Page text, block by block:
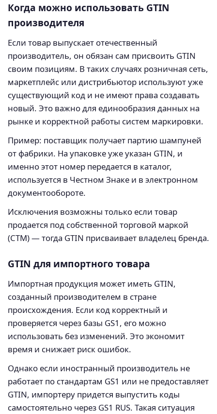
Когда можно использовать GTIN
производителя
Если товар выпускает отечественный
производитель, он обязан сам присвоить GTIN
своим позициям. В таких случаях розничная сеть,
маркетплейс или дистрибьютор используют уже
существующий код и не имеют права создавать
новый. Это важно для единообразия данных на
рынке и корректной работы систем маркировки.
Пример: поставщик получает партию шампуней
от фабрики. На упаковке уже указан GTIN, и
именно этот номер передается в каталог,
используется в Честном Знаке и в электронном
документообороте.
Исключения возможны только если товар
продается под собственной торговой маркой
(СТМ) — тогда GTIN присваивает владелец бренда.
GTIN для импортного товара
Импортная продукция может иметь GTIN,
созданный производителем в стране
происхождения. Если код корректный и
проверяется через базы GS1, его можно
использовать без изменений. Это экономит
время и снижает риск ошибок.
Однако если иностранный производитель не
работает по стандартам GS1 или не предоставляет
GTIN, импортеру придется выпустить коды
самостоятельно через GS1 RUS. Такая ситуация